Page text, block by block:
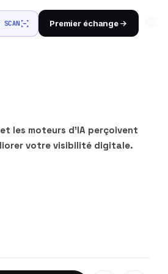
SCAN Premier échange
les moteurs d’IA perçoivent
votre visibilité digitale.